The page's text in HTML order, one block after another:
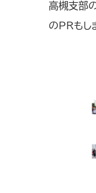
高槻支部
のPRもし